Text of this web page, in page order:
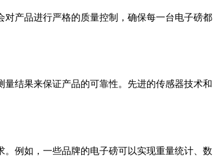
产品进行严格的质量控制，确保每一台电子磅都
结果来保证产品的可靠性。先进的传感器技术和
例如，一些品牌的电子磅可以实现重量统计、数